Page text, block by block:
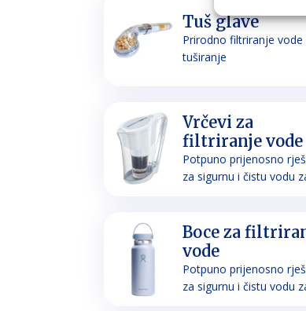
Tuš glave
Prirodno filtriranje vode
tuširanje
Vrčevi za
filtriranje vode
Potpuno prijenosno
za sigurnu i čistu vodu
Boce za
vode
Potpuno prijenosno
za sigurnu i čistu vodu